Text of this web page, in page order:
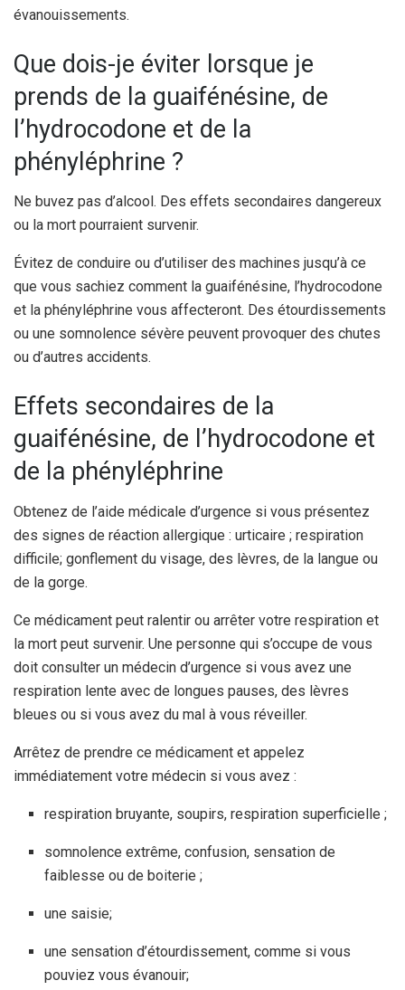
évanouissements.
Que dois-je éviter lorsque je
prends de la guaifénésine, de
l’hydrocodone et de la
phényléphrine ?
Ne buvez pas d’alcool. Des effets secondaires dangereux
ou la mort pourraient survenir.
Évitez de conduire ou d’utiliser des machines jusqu’à ce
que vous sachiez comment la guaifénésine, l’hydrocodone
et la phényléphrine vous affecteront. Des étourdissements
ou une somnolence sévère peuvent provoquer des chutes
ou d’autres accidents.
Effets secondaires de la
guaifénésine, de l’hydrocodone et
de la phényléphrine
Obtenez de l’aide médicale d’urgence si vous présentez
des signes de réaction allergique : urticaire ; respiration
difficile; gonflement du visage, des lèvres, de la langue ou
de la gorge.
Ce médicament peut ralentir ou arrêter votre respiration et
la mort peut survenir. Une personne qui s’occupe de vous
doit consulter un médecin d’urgence si vous avez une
respiration lente avec de longues pauses, des lèvres
bleues ou si vous avez du mal à vous réveiller.
Arrêtez de prendre ce médicament et appelez
immédiatement votre médecin si vous avez :
respiration bruyante, soupirs, respiration superficielle ;
somnolence extrême, confusion, sensation de
faiblesse ou de boiterie ;
une saisie;
une sensation d’étourdissement, comme si vous
pouviez vous évanouir;